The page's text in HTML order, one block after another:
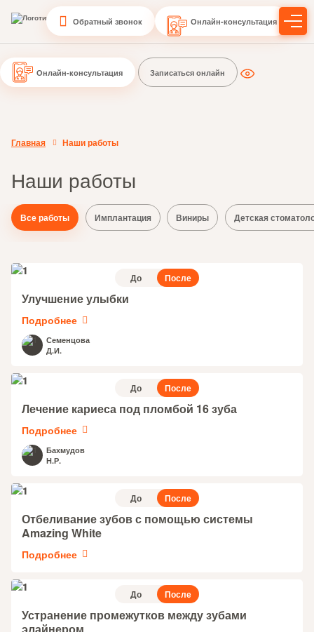
Обратный звонок Онлайн-консультация
Онлайн-консультация Записаться онлайн
Главная Наши работы
Наши работы
Все работы Имплантация Виниры Детская
До После
Улучшение улыбки
Подробнее
Семенцова
Д.И.
До После
Лечение кариеса под пломбой 16 зуба
Подробнее
Бахмудов
Н.Р.
До После
Отбеливание зубов с помощью системы
Amazing White
Подробнее
До После
Устранение промежутков между зубами
элайнером